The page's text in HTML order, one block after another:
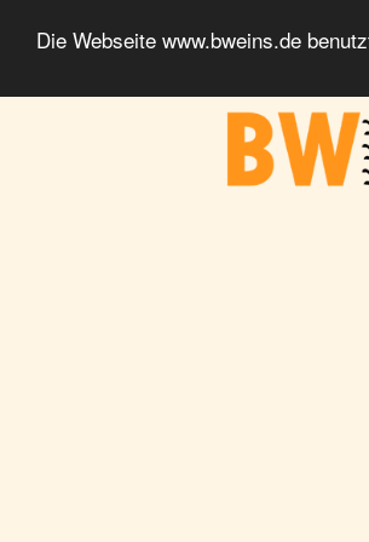
Die Webseite www.bweins.de
BWeins - Am